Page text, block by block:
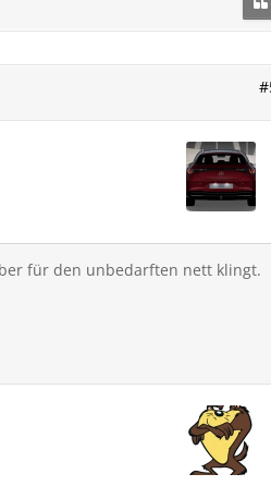
für den unbedarften nett klingt.